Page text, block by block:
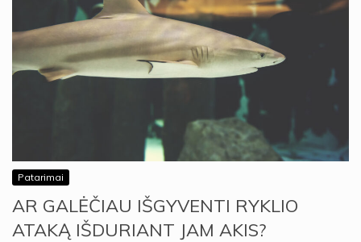
Patarimai
AR GALĖČIAU IŠGYVENTI RYKLIO
ATAKĄ IŠDURIANT JAM AKIS?